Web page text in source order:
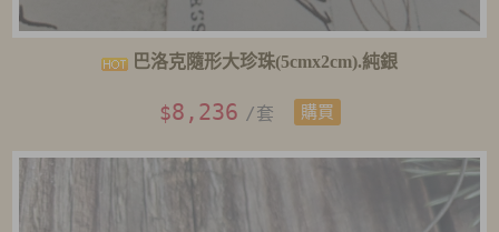
巴洛克隨形大珍珠(5cmx2cm).純銀
$8,236 /套 購買